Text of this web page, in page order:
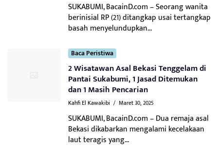
SUKABUMI, BacainD.com – Seorang wanita
berinisial RP (21) ditangkap usai tertangkap
basah menyelundupkan...
Baca Peristiwa
2 Wisatawan Asal Bekasi Tenggelam di
Pantai Sukabumi, 1 Jasad Ditemukan
dan 1 Masih Pencarian
Kahfi El Kawakibi / Maret 30, 2025
SUKABUMI, BacainD.com – Dua remaja asal
Bekasi dikabarkan mengalami kecelakaan
laut teragis yang...